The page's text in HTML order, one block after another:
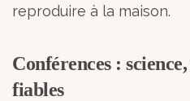
reproduire à la maison.
Conférences :
fiables